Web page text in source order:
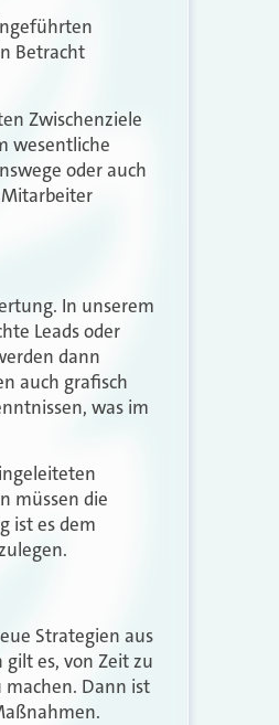
Betracht
Zwischenziele
wesentliche
oder auch
In unserem
Leads oder
dann
auch grafisch
was im
müssen die
ist es dem
Strategien aus
es, von Zeit zu
machen. Dann ist